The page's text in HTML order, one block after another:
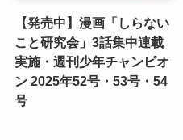
【発売中】漫画「しらない
こと研究会」3話集中連載
実施・週刊少年チャンピオ
ン 2025年52号・53号・54
号